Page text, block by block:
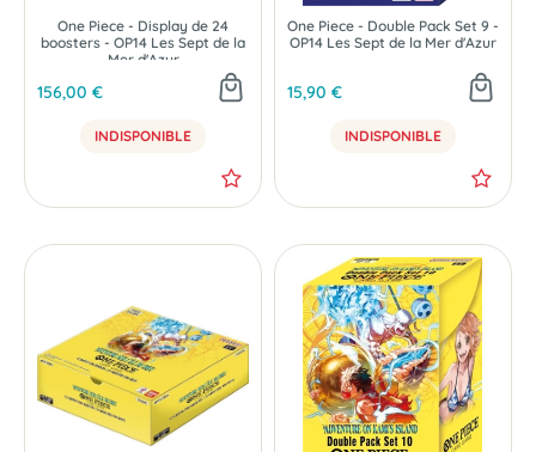
One Piece - Display de 24
boosters - OP14 Les Sept de la
Mer d'Azur
156,00 €
INDISPONIBLE
One Piece - Double Pack Set 9 -
OP14 Les Sept de la Mer d'Azur
15,90 €
INDISPONIBLE